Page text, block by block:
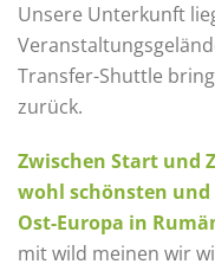
Unsere Unterkunft
Transfer-Shuttle
zurück. ​
Zwischen Start und
wohl schönsten und
Ost-Europa in
mit wild meinen wir